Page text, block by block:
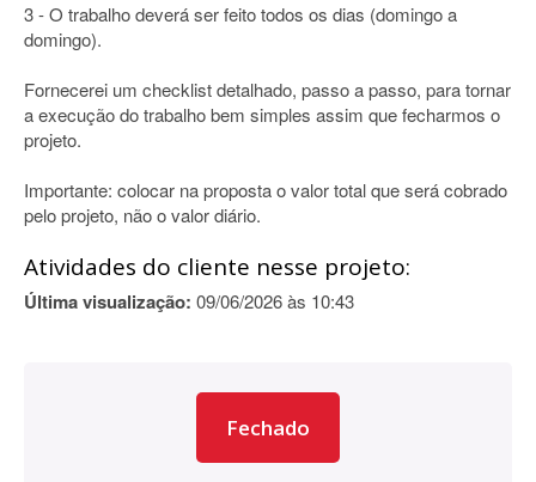
3 - O trabalho deverá ser feito todos os dias (domingo a
domingo).
Fornecerei um checklist detalhado, passo a passo, para tornar
a execução do trabalho bem simples assim que fecharmos o
projeto.
Importante: colocar na proposta o valor total que será cobrado
pelo projeto, não o valor diário.
Atividades do cliente nesse projeto:
Última visualização: 09/06/2026 às 10:43
Fechado